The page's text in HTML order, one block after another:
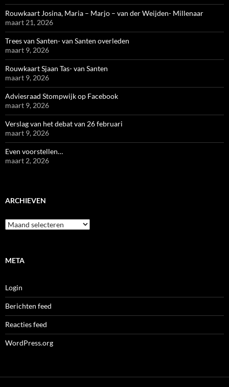
Rouwkaart Josina, Maria – Marjo – van der Weijden- Millenaar
maart 21, 2026
Trees van Santen- van Santen overleden
maart 9, 2026
Rouwkaart Sjaan Tas- van Santen
maart 9, 2026
Adviesraad Stompwijk op Facebook
maart 9, 2026
Verslag van het debat van 26 februari
maart 9, 2026
Even voorstellen…
maart 2, 2026
ARCHIEVEN
Archieven
META
Login
Berichten feed
Reacties feed
WordPress.org